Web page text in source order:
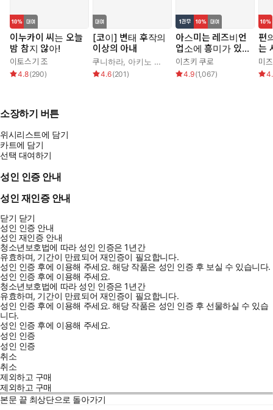
이누카이 씨는 오늘
밤 참지 않아!
이토스기 조
4.8(290)
[코이] 변태 후작의
이상의 아내
쿠니하라, 아키노 신쥬 가무
4.6(201 )
아스미는 레즈비언
업소에 흥미가 있습
니다!
이츠키 쿠로
4.9(1,067)
편
는
미
소장하기 버튼
위시리스트에 담기
카트에 담기
선택 대여하기
성인 인증 안내
성인 재인증 안내
닫기 닫기
성인 인증 안내
성인 재인증 안내
청소년보호법에 따라 성인 인증은 1년간
유효하며, 기간이 만료되어 재인증이 필요합니다.
성인 인증 후에 이용해 주세요.해당 작품은 성인 인증 후 보실 수 있습니다.
성인 인증 후에 이용해 주세요.
청소년보호법에 따라 성인 인증은 1년간
유효하며, 기간이 만료되어 재인증이 필요합니다.
성인 인증 후에 이용해 주세요.해당 작품은 성인 인증 후 선물하실 수 있습
니다.
성인 인증 후에 이용해 주세요.
성인 인증
성인 인증
취소
취소
제외하고 구매
제외하고 구매
본문 끝 최상단으로 돌아가기